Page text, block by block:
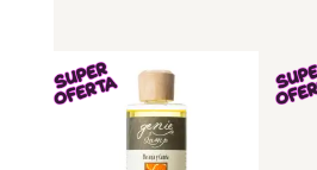
era:
14.41€.
11.53€.